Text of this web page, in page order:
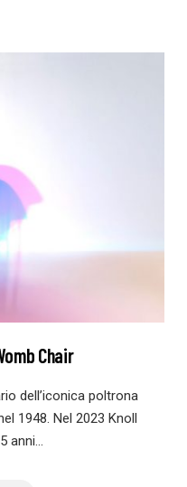
Chair
dell’iconica poltrona
1948. Nel 2023 Knoll
anni…